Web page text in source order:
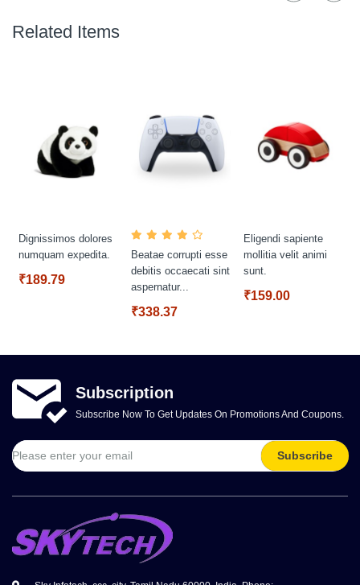
Related Items
Dignissimos dolores
numquam expedita.
₹189.79
Beatae corrupti esse
debitis occaecati sint
aspernatur...
₹338.37
Eligendi sapiente
mollitia velit animi
sunt.
₹159.00
Subscription
Subscribe Now To Get Updates On Promotions And Coupons.
Subscribe